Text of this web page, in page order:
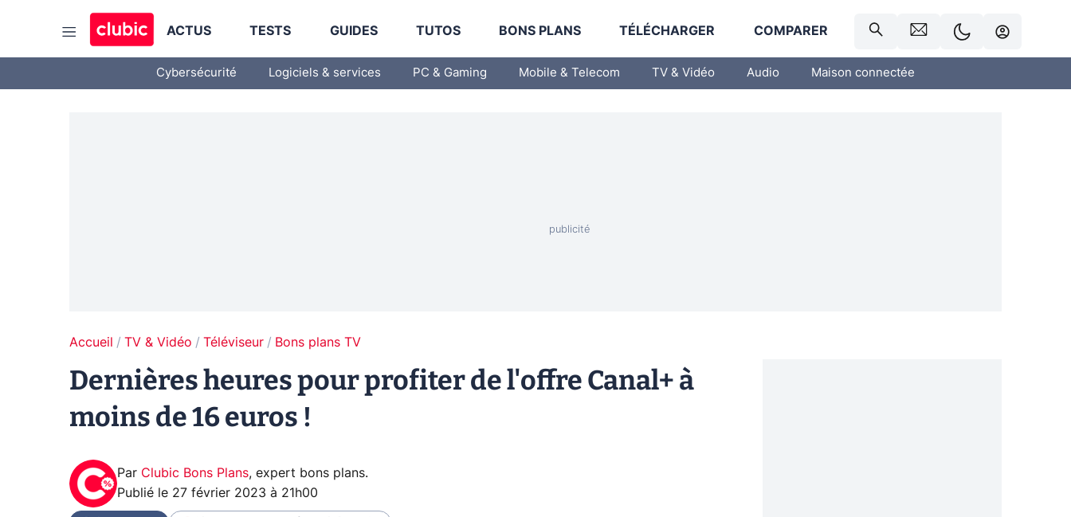
ACTUS TESTS GUIDES TUTOS BONS PLANS TÉLÉCHARGER COMPARER
Cybersécurité Logiciels & services PC & Gaming Mobile & Telecom TV & Vidéo Audio Maison connectée
Accueil TV & Vidéo Téléviseur Bons plans TV
Dernières heures pour profiter de l'offre Canal+ à
moins de 16 euros !
Par Clubic Bons Plans, expert bons plans.
Publié le 27 février 2023 à 21h00